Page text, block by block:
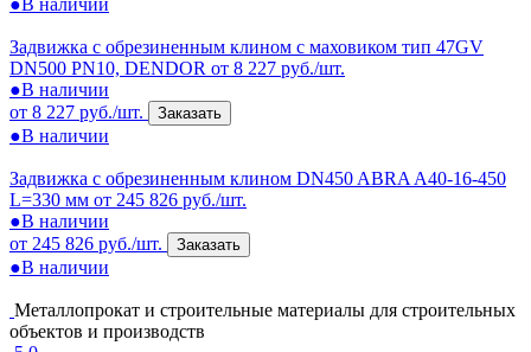
●В наличии
Задвижка с обрезиненным клином с маховиком тип 47GV
DN500 PN10, DENDOR от 8 227 руб./шт.
●В наличии
от 8 227 руб./шт.
Заказать
●В наличии
Задвижка с обрезиненным клином DN450 ABRA A40-16-450
L=330 мм от 245 826 руб./шт.
●В наличии
от 245 826 руб./шт.
Заказать
●В наличии
Металлопрокат и строительные материалы для строительных
объектов и производств